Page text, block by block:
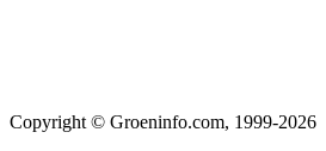
Copyright © Groeninfo.com, 1999-2026